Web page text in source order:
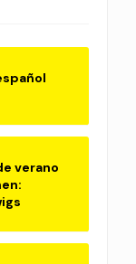
verano